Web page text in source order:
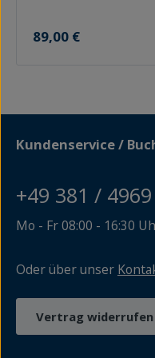
89,00 €
Kundenservice /
+49 381 /
Mo - Fr 08:00 - 16:30
Oder über unser
Vertrag widerrufen